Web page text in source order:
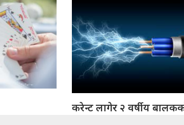
करेन्ट लागेर २ वर्षीय